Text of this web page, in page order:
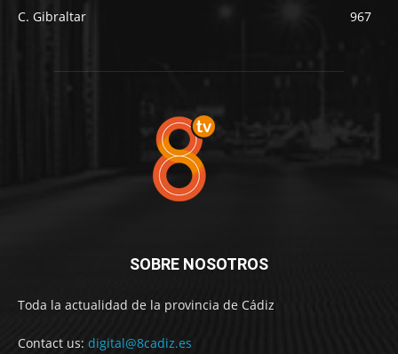
C. Gibraltar
967
SOBRE NOSOTROS
Toda la actualidad de la provincia de Cádiz
Contact us: digital@8cadiz.es